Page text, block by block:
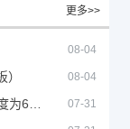
更多>>
08-04
08-04
07-31